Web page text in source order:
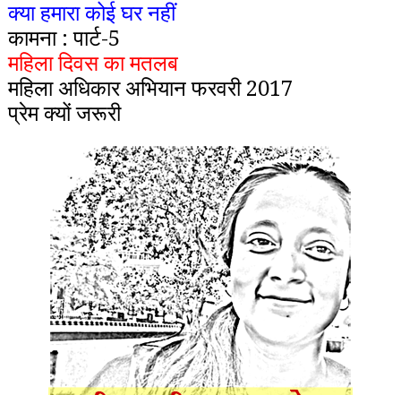
क्या हमारा कोई घर नहीं
कामना : पार्ट-5
महिला दिवस का मतलब
महिला अधिकार अभियान फरवरी 2017
प्रेम क्यों जरूरी